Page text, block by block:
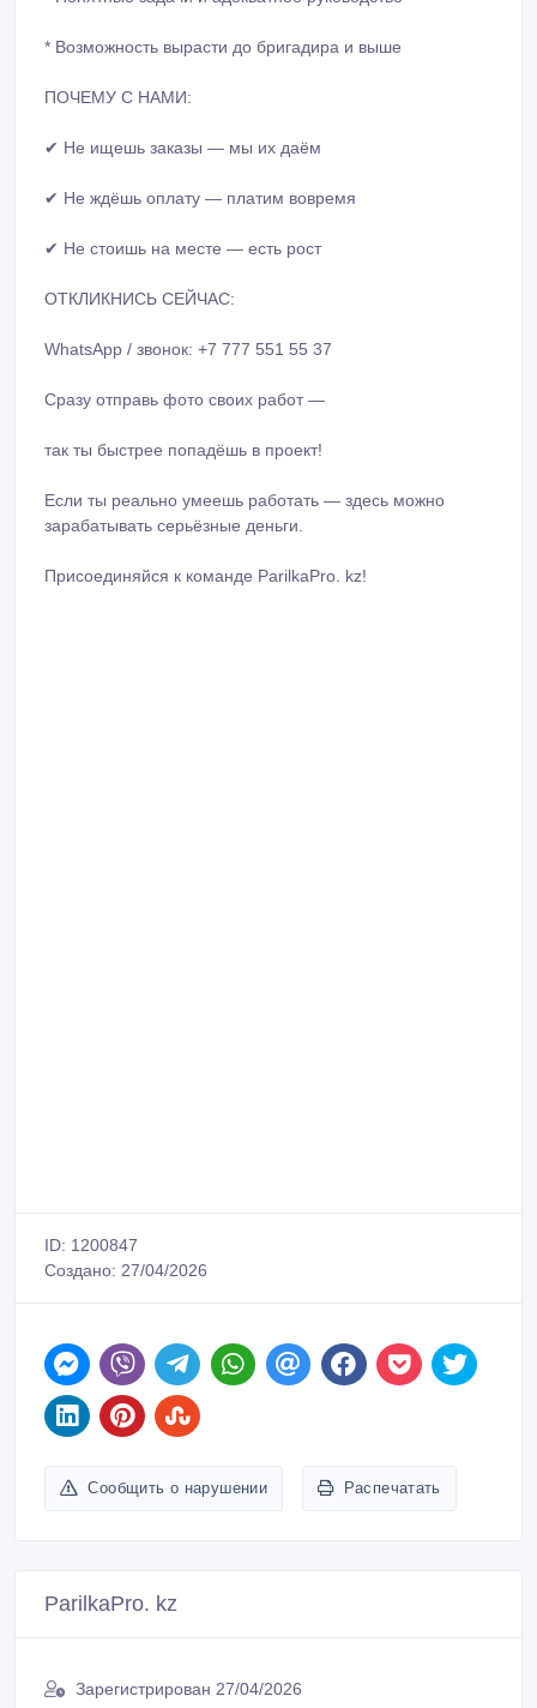
* Возможность вырасти до бригадира и выше
ПОЧЕМУ С НАМИ:
✔ Не ищешь заказы — мы их даём
✔ Не ждёшь оплату — платим вовремя
✔ Не стоишь на месте — есть рост
ОТКЛИКНИСЬ СЕЙЧАС:
WhatsApp / звонок: +7 777 551 55 37
Сразу отправь фото своих работ —
так ты быстрее попадёшь в проект!
Если ты реально умеешь работать — здесь можно
зарабатывать серьёзные деньги.
Присоединяйся к команде ParilkaPro. kz!
ID: 1200847
Создано: 27/04/2026
Сообщить о нарушении Распечатать
ParilkaPro. kz
Зарегистрирован 27/04/2026